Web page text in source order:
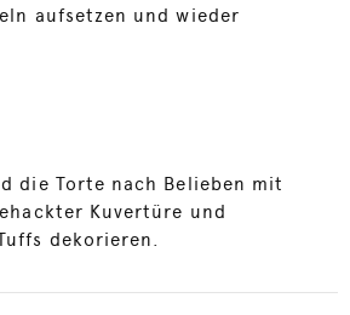
aufsetzen und wieder
die Torte nach Belieben mit
Kuvertüre und
dekorieren.